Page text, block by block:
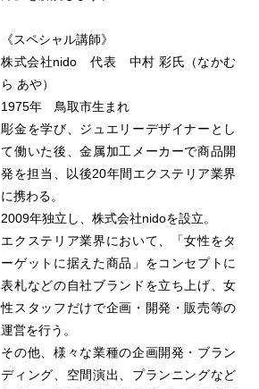
《スペシャル講師》
株式会社nido 代表 中村 彩氏（なかむ
ら あや）
1975年 鳥取市生まれ
彫金を学び、ジュエリーデザイナーとし
て働いた後、金属加工メーカーで商品開
発を担当、以後20年間エクステリア業界
に携わる。
2009年独立し、株式会社nidoを設立。
エクステリア業界において、「女性をタ
ーゲットに据えた商品」をコンセプトに
表札などの自社ブランドを立ち上げ、女
性スタッフだけで企画・開発・販売等の
運営を行う。
その他、様々な業種の企画開発・ブラン
ディング、空間演出、プランニングなど